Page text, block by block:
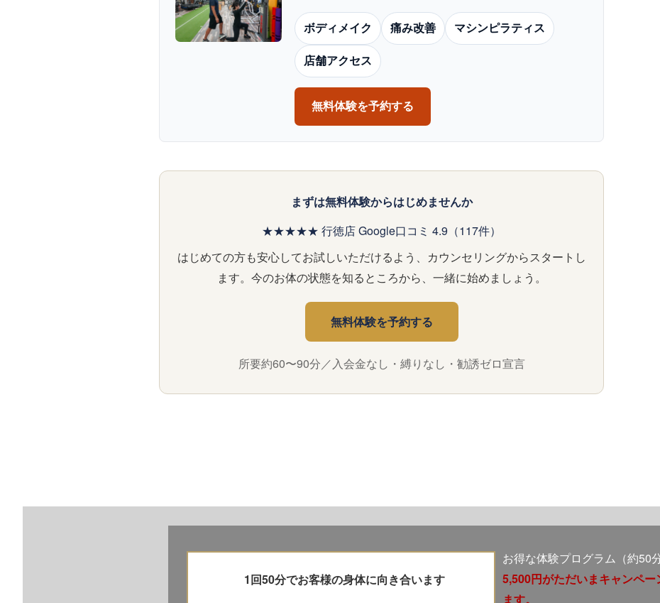
ボディメイク 痛み改善 マシンピラティス
店舗アクセス
無料体験を予約する
まずは無料体験からはじめませんか
★★★★★ 行徳店 Google口コミ 4.9（117件）
はじめての方も安心してお試しいただけるよう、カウンセリングからスタートし
ます。今のお体の状態を知るところから、一緒に始めましょう。
無料体験を予約する
所要約60〜90分／入会金なし・縛りなし・勧誘ゼロ宣言
1回50分でお客様の身体に向き合います
お得な体験プログラム（約50
5,500円がただいまキャンペー
ます。